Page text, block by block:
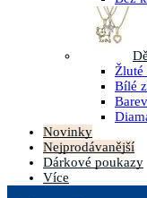
Žluté
Bílé
Novinky
Nejprodávanější
Dárkové poukazy
Více